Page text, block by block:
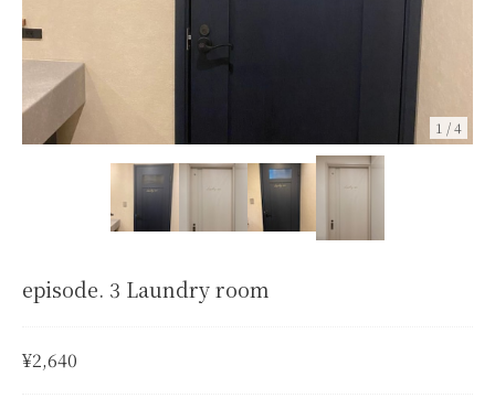
1 /4
episode. 3 Laundry room
¥2,640